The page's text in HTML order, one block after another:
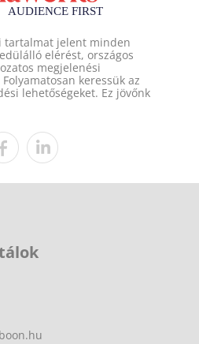
tartalmat jelent minden
elérést, országos
megjelenési
keressük az
lehetőségeket. Ez jövőnk